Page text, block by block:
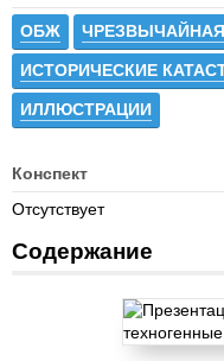
ОБЖ
ИСТОРИЧЕСКИЕ
ИЛЛЮСТРАЦИИ
Конспект
Отсутствует
Содержание